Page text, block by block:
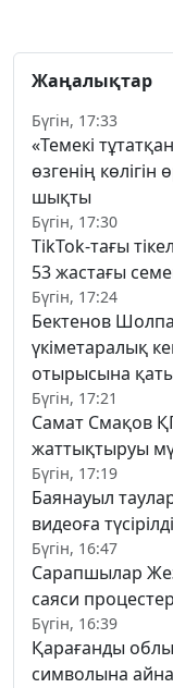
Жаңалықтар
Бүгін, 17:33
«Темекі
өзгенің
шықты
Бүгін, 17:30
TikTok-тағы
53 жастағы
Бүгін, 17:24
Бектенов
үкіметаралық
отырысына
Бүгін, 17:21
Самат Смақов
жаттықтыруы
Бүгін, 17:19
Баянауыл
видеоға түсірілді
Бүгін, 16:47
Сарапшылар
саяси
Бүгін, 16:39
Қарағанды
символына